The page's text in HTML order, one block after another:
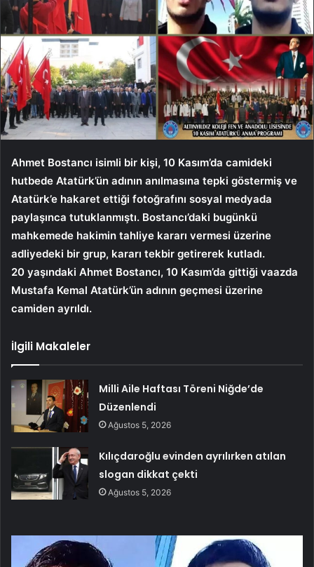
Ahmet Bostancı isimli bir kişi, 10 Kasım’da camideki
hutbede Atatürk’ün adının anılmasına tepki göstermiş ve
Atatürk’e hakaret ettiği fotoğrafını sosyal medyada
paylaşınca tutuklanmıştı. Bostancı’daki bugünkü
mahkemede hakimin tahliye kararı vermesi üzerine
adliyedeki bir grup, kararı tekbir getirerek kutladı.
20 yaşındaki Ahmet Bostancı, 10 Kasım’da gittiği vaazda
Mustafa Kemal Atatürk’ün adının geçmesi üzerine
camiden ayrıldı.
İlgili Makaleler
Milli Aile Haftası Töreni Niğde’de
Düzenlendi
Ağustos 5, 2026
Kılıçdaroğlu evinden ayrılırken atılan
slogan dikkat çekti
Ağustos 5, 2026